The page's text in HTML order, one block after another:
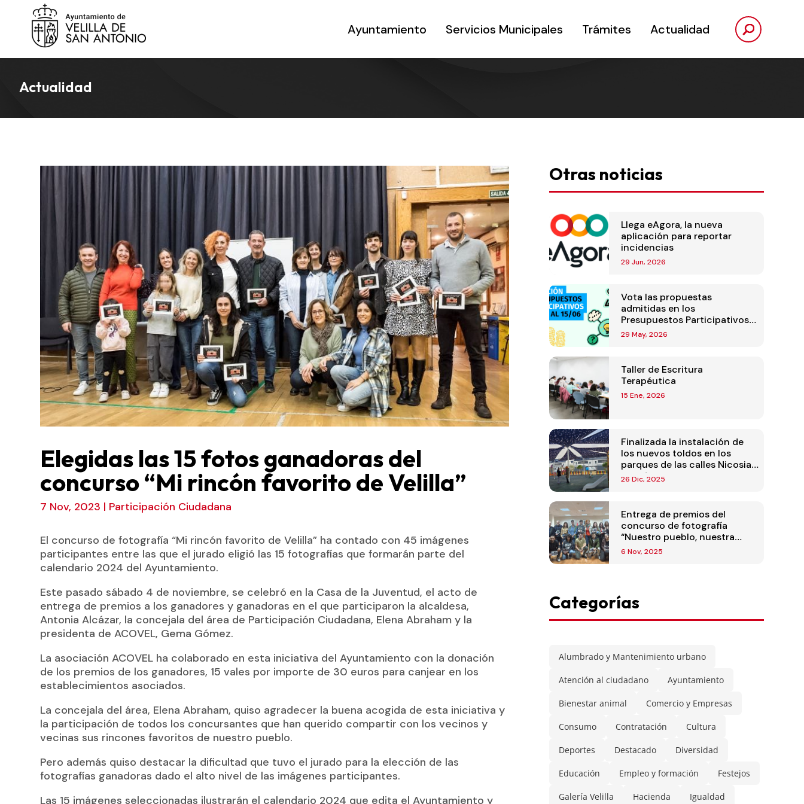
Ayuntamiento Servicios Municipales Trámites Actualidad
Actualidad
Elegidas las 15 fotos ganadoras del
concurso “Mi rincón favorito de Velilla”
7 Nov, 2023 | Participación Ciudadana
El concurso de fotografía “Mi rincón favorito de Velilla” ha contado con 45 imágenes
participantes entre las que el jurado eligió las 15 fotografías que formarán parte del
calendario 2024 del Ayuntamiento.
Este pasado sábado 4 de noviembre, se celebró en la Casa de la Juventud, el acto de
entrega de premios a los ganadores y ganadoras en el que participaron la alcaldesa,
Antonia Alcázar, la concejala del área de Participación Ciudadana, Elena Abraham y la
presidenta de ACOVEL, Gema Gómez.
La asociación ACOVEL ha colaborado en esta iniciativa del Ayuntamiento con la donación
de los premios de los ganadores, 15 vales por importe de 30 euros para canjear en los
establecimientos asociados.
La concejala del área, Elena Abraham, quiso agradecer la buena acogida de esta iniciativa y
la participación de todos los concursantes que han querido compartir con los vecinos y
vecinas sus rincones favoritos de nuestro pueblo.
Pero además quiso destacar la dificultad que tuvo el jurado para la elección de las
fotografías ganadoras dado el alto nivel de las imágenes participantes.
Las 15 imágenes seleccionadas ilustrarán el calendario 2024 que edita el Ayuntamiento y
Otras noticias
Llega eAgora, la nueva
aplicación para reportar
incidencias
29 Jun, 2026
Vota las propuestas
admitidas en los
Presupuestos Participativos
2026
29 May, 2026
Taller de Escritura
Terapéutica
15 Ene, 2026
Finalizada la instalación de
los nuevos toldos en los
parques de las calles Nicosia
y Sofía
26 Dic, 2025
Entrega de premios del
concurso de fotografía
“Nuestro pueblo, nuestra
mirada”
6 Nov, 2025
Categorías
Alumbrado y Mantenimiento urbano
Atención al ciudadano Ayuntamiento
Bienestar animal Comercio y Empresas
Consumo Contratación Cultura
Deportes Destacado Diversidad
Educación Empleo y formación Festejos
Galería Velilla Hacienda Igualdad